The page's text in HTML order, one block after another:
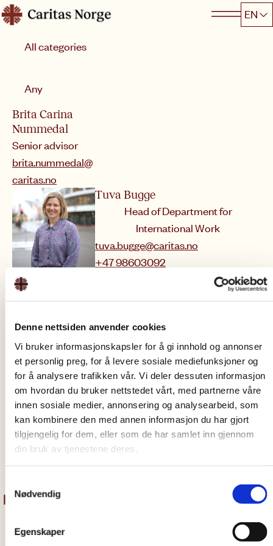
Denne nettsiden anvender cookies
Vi bruker informasjonskapsler for å gi innhold og annonser
et personlig preg, for å levere sosiale mediefunksjoner og
for å analysere trafikken vår. Vi deler dessuten informasjon
om hvordan du bruker nettstedet vårt, med partnerne våre
innen sosiale medier, annonsering og analysearbeid, som
kan kombinere den med annen informasjon du har gjort
tilgjengelig for dem, eller som de har samlet inn gjennom
din bruk av tjenestene deres.
Nødvendig
Egenskaper
Hopp
til
innhold
Caritas
EN
Any
Brita Carina
Nummedal
Senior advisor
brita.nummedal@
caritas.no
Tuva Bugge
Head of Department for
International Work
tuva.bugge@caritas.no
+47 98603092
Joseph Ceville
Unit manager
service
joseph.ceville@ca
ritas.no
+47 31 40 22 47
Herdis Nundal
Head of department for national
work and migration
herdis.nundal@caritas.no
+47 99 22 38 70